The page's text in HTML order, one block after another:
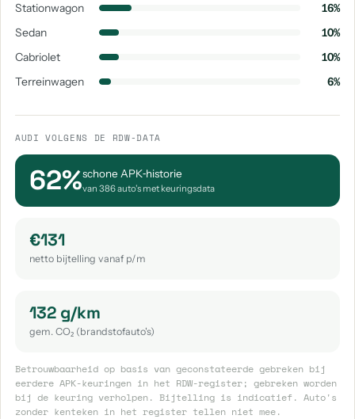
Stationwagon
16%
Sedan
10%
Cabriolet
10%
Terreinwagen
6%
AUDI VOLGENS DE RDW-DATA
62%schone APK‑historie
van 386 auto's met keuringsdata
€131
netto bijtelling vanaf p/m
132 g/km
gem. CO₂ (brandstofauto's)
Betrouwbaarheid op basis van geconstateerde gebreken bij
eerdere APK-keuringen in het RDW-register; gebreken worden
bij de keuring verholpen. Bijtelling is indicatief. Auto's
zonder kenteken in het register tellen niet mee.